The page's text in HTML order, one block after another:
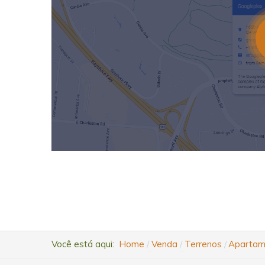
Você está aqui: Home Venda Terrenos